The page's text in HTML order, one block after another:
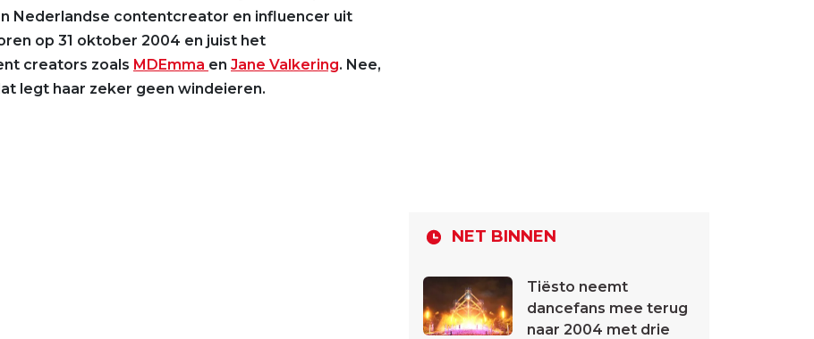
Nederlandse contentcreator en influencer uit
op 31 oktober 2004 en juist het
creators zoals MDEmma en Jane Valkering. Nee,
legt haar zeker geen windeieren.
NET BINNEN
Tiësto neemt
dancefans mee terug
naar 2004 met drie